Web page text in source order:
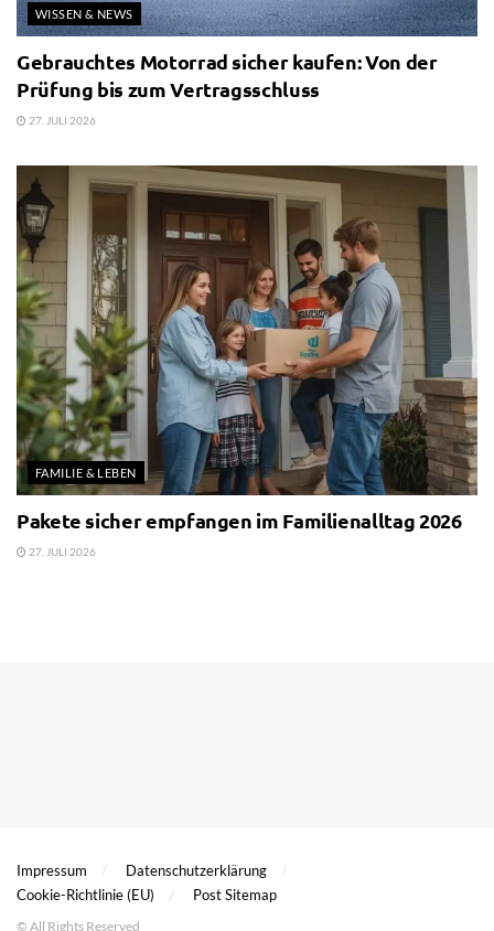
WISSEN & NEWS
Gebrauchtes Motorrad sicher kaufen: Von der
Prüfung bis zum Vertragsschluss
27. JULI 2026
FAMILIE & LEBEN
Pakete sicher empfangen im Familienalltag 2026
27. JULI 2026
Impressum
Datenschutzerklärung
Cookie-Richtlinie (EU)
Post Sitemap
© All Rights Reserved